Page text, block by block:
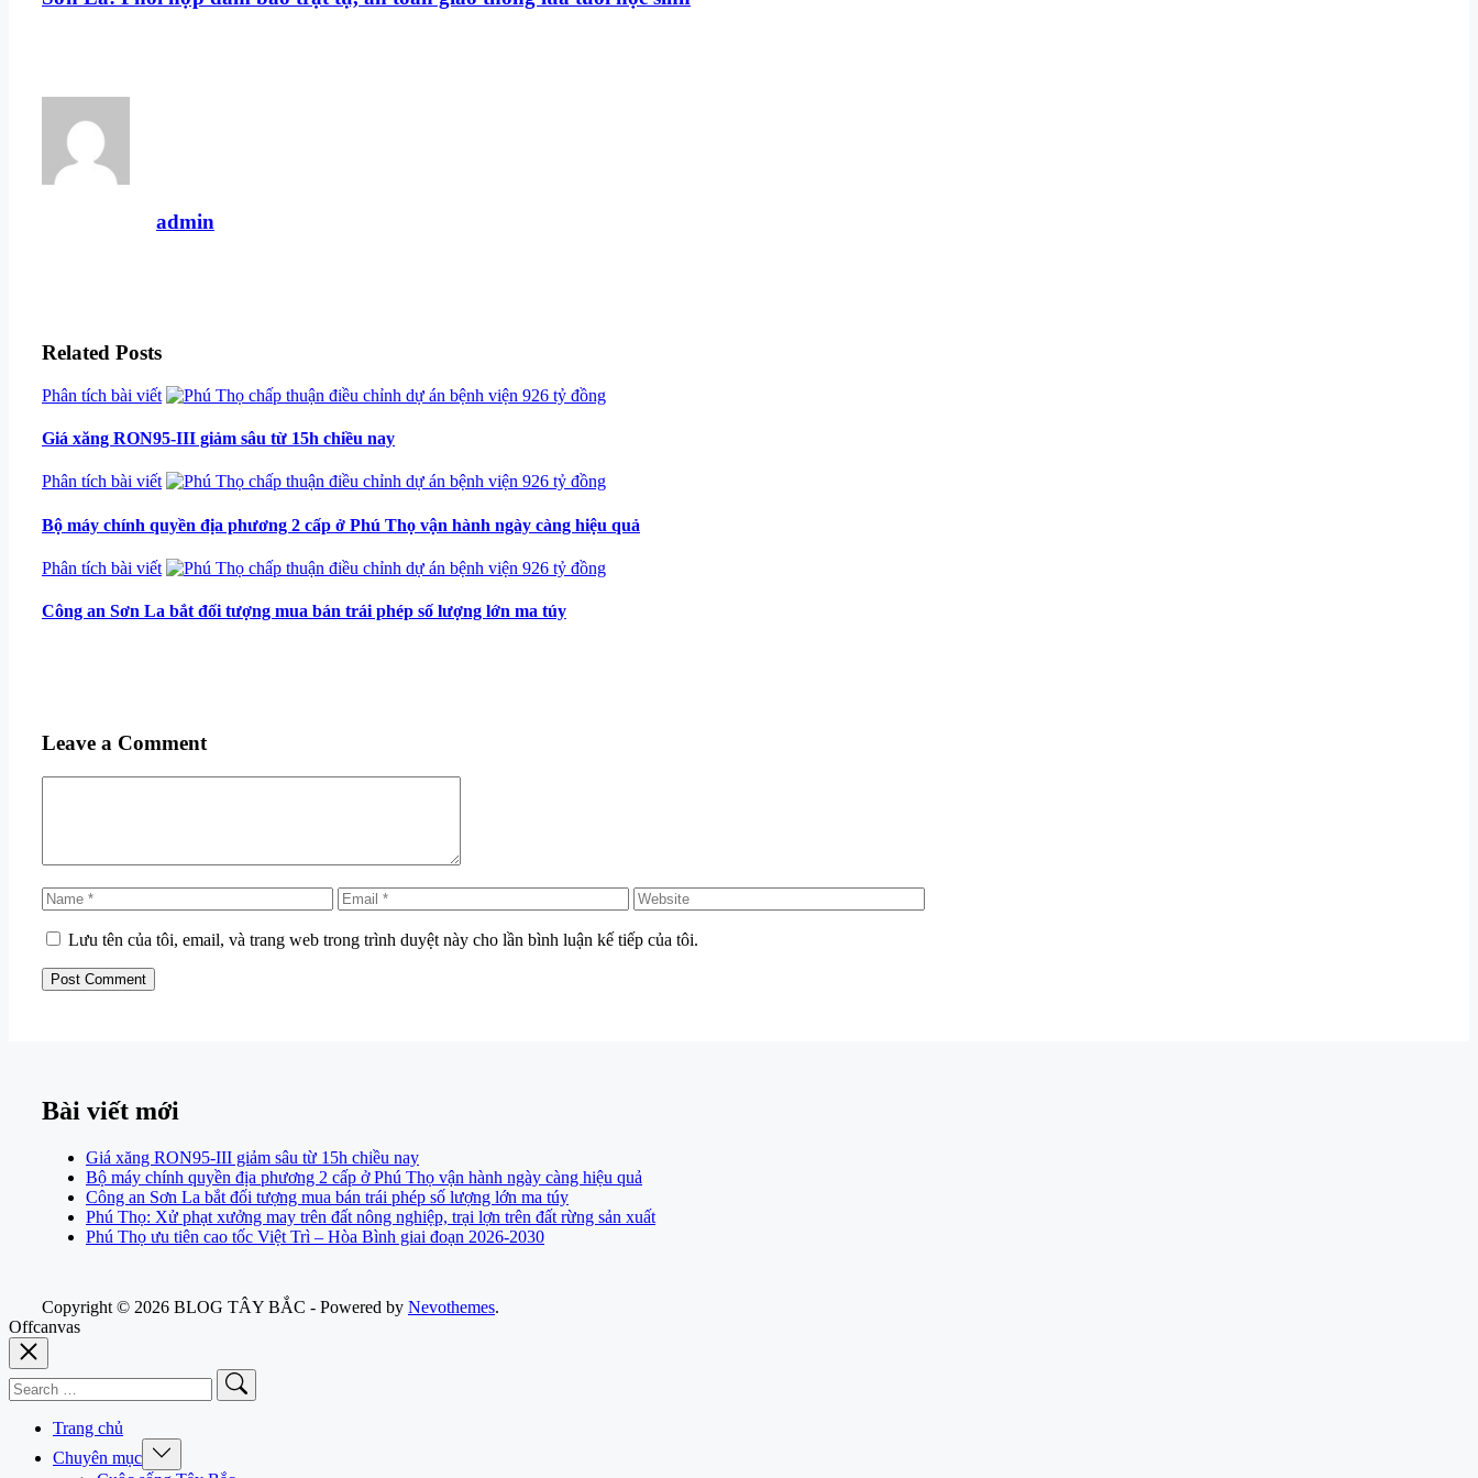
admin
Related Posts
Categories
Phân tích bài viết
Giá xăng RON95-III giảm sâu từ 15h chiều nay
Categories
Phân tích bài viết
Bộ máy chính quyền địa phương 2 cấp ở Phú Thọ vận hành ngày càng hiệu quả
Categories
Phân tích bài viết
Công an Sơn La bắt đối tượng mua bán trái phép số lượng lớn ma túy
Leave a Comment
Name Email Website
Lưu tên của tôi, email, và trang web trong trình duyệt này cho lần bình luận kế tiếp của tôi.
Bài viết mới
Giá xăng RON95-III giảm sâu từ 15h chiều nay
Bộ máy chính quyền địa phương 2 cấp ở Phú Thọ vận hành ngày càng hiệu quả
Công an Sơn La bắt đối tượng mua bán trái phép số lượng lớn ma túy
Phú Thọ: Xử phạt xưởng may trên đất nông nghiệp, trại lợn trên đất rừng sản xuất
Phú Thọ ưu tiên cao tốc Việt Trì – Hòa Bình giai đoạn 2026-2030
Copyright © 2026 BLOG TÂY BẮC - Powered by Nevothemes.
Offcanvas
Search
for:
Trang chủ
Chuyên mục